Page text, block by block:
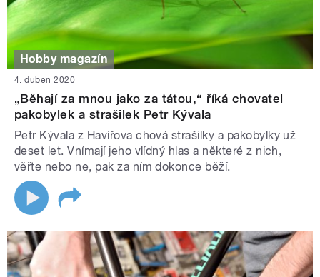
Hobby magazín
4. duben 2020
„Běhají za mnou jako za tátou,“ říká chovatel
pakobylek a strašilek Petr Kývala
Petr Kývala z Havířova chová strašilky a pakobylky už
deset let. Vnímají jeho vlídný hlas a některé z nich,
věřte nebo ne, pak za ním dokonce běží.